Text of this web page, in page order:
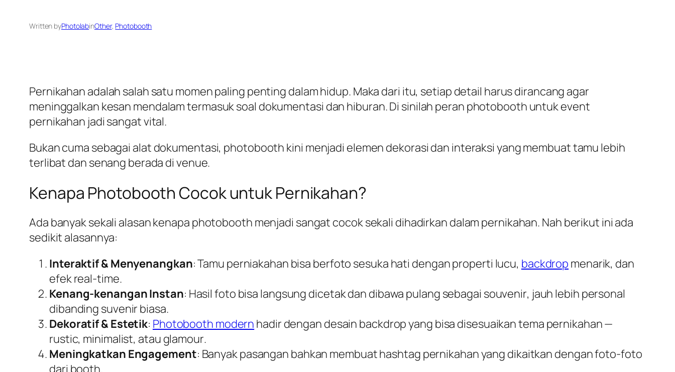
Written byPhotolabinOther, Photobooth
Pernikahan adalah salah satu momen paling penting dalam hidup. Maka dari itu, setiap detail harus dirancang agar
meninggalkan kesan mendalam termasuk soal dokumentasi dan hiburan. Di sinilah peran photobooth untuk event
pernikahan jadi sangat vital.
Bukan cuma sebagai alat dokumentasi, photobooth kini menjadi elemen dekorasi dan interaksi yang membuat tamu lebih
terlibat dan senang berada di venue.
Kenapa Photobooth Cocok untuk Pernikahan?
Ada banyak sekali alasan kenapa photobooth menjadi sangat cocok sekali dihadirkan dalam pernikahan. Nah berikut ini ada
sedikit alasannya:
Interaktif & Menyenangkan: Tamu perniakahan bisa berfoto sesuka hati dengan properti lucu, backdrop menarik, dan
efekreal-time.
Kenang-kenangan Instan: Hasil foto bisa langsung dicetak dan dibawa pulang sebagai souvenir, jauh lebih personal
dibanding suvenir biasa.
Dekoratif & Estetik: Photobooth modern hadir dengan desain backdrop yang bisa disesuaikan tema pernikahan —
rustic, minimalist, atau glamour.
Meningkatkan Engagement: Banyak pasangan bahkan membuat hashtag pernikahan yang dikaitkan dengan foto-foto